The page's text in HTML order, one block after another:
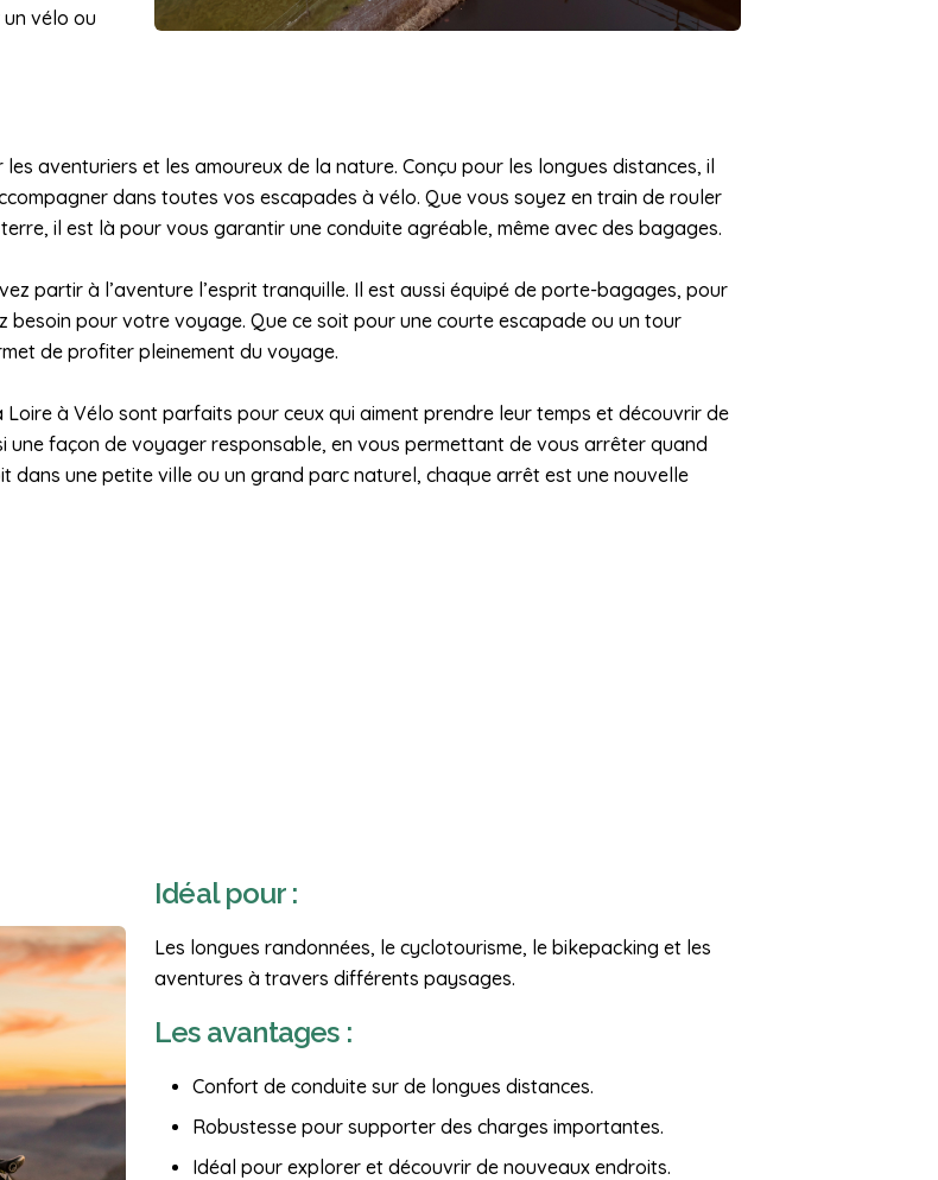
un vélo ou
aventuriers et les amoureux de la nature. Conçu pour les longues distances, il
dans toutes vos escapades à vélo. Que vous soyez en train de rouler
il est là pour vous garantir une conduite agréable, même avec des bagages.
partir à l’aventure l’esprit tranquille. Il est aussi équipé de porte-bagages, pour
pour votre voyage. Que ce soit pour une courte escapade ou un tour
de profiter pleinement du voyage.
Loire à Vélo sont parfaits pour ceux qui aiment prendre leur temps et découvrir de
une façon de voyager responsable, en vous permettant de vous arrêter quand
dans une petite ville ou un grand parc naturel, chaque arrêt est une nouvelle
Idéal pour :
Les longues randonnées, le cyclotourisme, le bikepacking et les
aventures à travers différents paysages.
Les avantages :
Confort de conduite sur de longues distances.
Robustesse pour supporter des charges importantes.
Idéal pour explorer et découvrir de nouveaux endroits.